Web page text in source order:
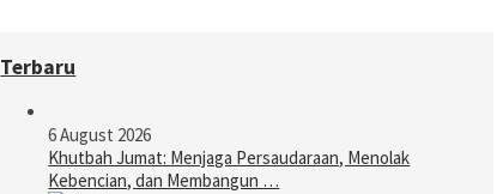
Terbaru
6 August 2026
Khutbah Jumat: Menjaga Persaudaraan, Menolak
Kebencian, dan Membangun …